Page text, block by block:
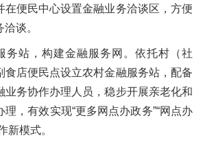
在便民中心设置金融业务洽谈区，方便
谈。
务站，构建金融服务网。依托村（社
食店便民点设立农村金融服务站，配备
业务协作办理人员，稳步开展亲老化和
，有效实现“更多网点办政务”“网点办
新模式。